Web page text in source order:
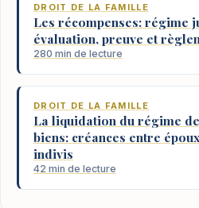
DROIT DE LA FAMILLE
Les récompenses: régime
évaluation, preuve et
280 min de lecture
DROIT DE LA FAMILLE
La liquidation du régime
biens: créances entre
indivis
42 min de lecture